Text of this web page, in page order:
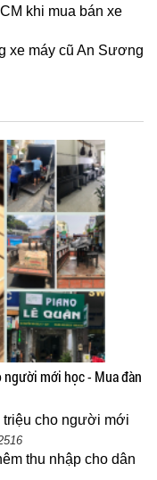
khi mua bán xe
xe máy cũ An Sương
người mới học - Mua đàn
triệu cho người mới
thu nhập cho dân